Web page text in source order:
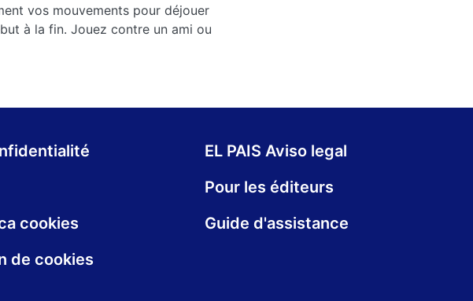
vos mouvements pour déjouer
à la fin. Jouez contre un ami ou
EL PAIS Aviso legal
Pour les éditeurs
cookies
Guide d'assistance
de cookies